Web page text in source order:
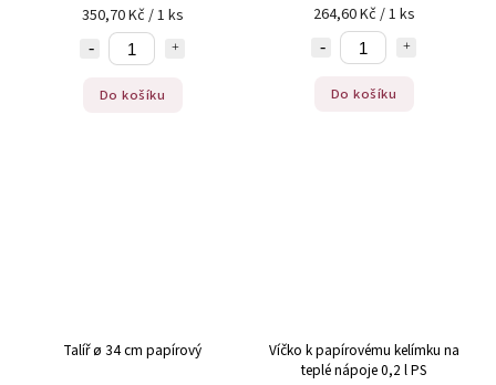
350,70 Kč / 1 ks
Do košíku
264,60 Kč / 1 ks
Do košíku
Talíř ø 34 cm papírový
Víčko k papírovému kelímku na
teplé nápoje 0,2 l PS